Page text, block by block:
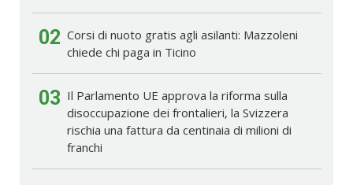
02 Corsi di nuoto gratis agli asilanti: Mazzoleni
chiede chi paga in Ticino
03 Il Parlamento UE approva la riforma sulla
disoccupazione dei frontalieri, la Svizzera
rischia una fattura da centinaia di milioni di
franchi